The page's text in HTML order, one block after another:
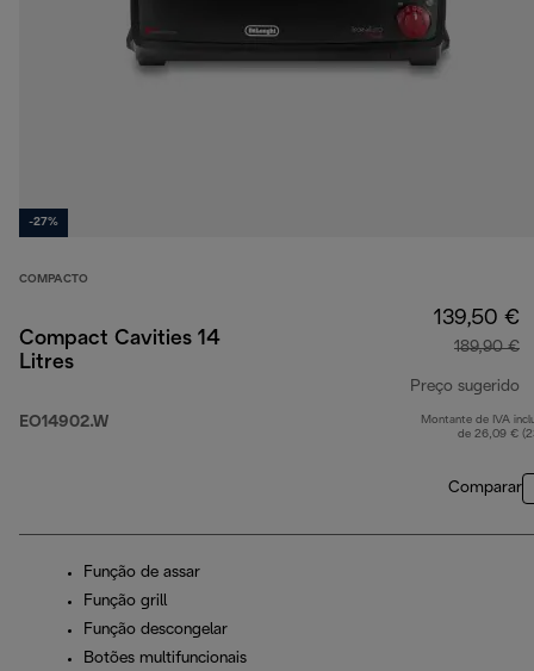
-27%
COMPACTO
Compact Cavities 14
Litres
EO14902.W
139,50 €
189,90 €
Preço sugerido
Montante de IVA
de 26,09 €
Comparar
Função de assar
Função grill
Função descongelar
Botões multifuncionais